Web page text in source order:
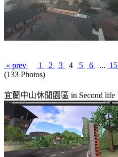
« prev 1 2 3 4 5 6 ... 15
(133 Photos)
宜蘭中山休閒園區 in Second life